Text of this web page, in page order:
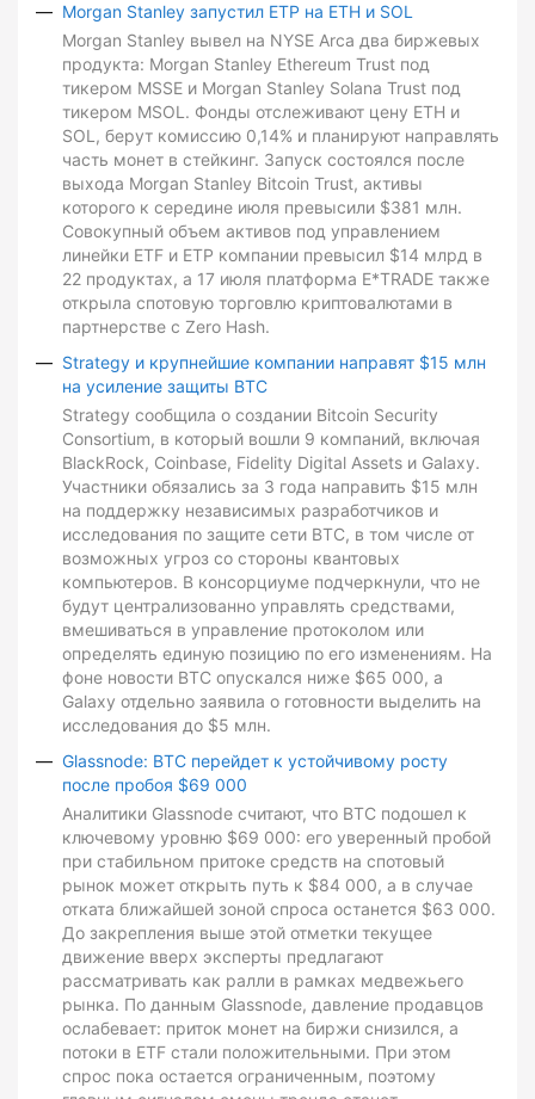
Morgan Stanley запустил ETP на ETH и SOL
Morgan Stanley вывел на NYSE Arca два биржевых
продукта: Morgan Stanley Ethereum Trust под
тикером MSSE и Morgan Stanley Solana Trust под
тикером MSOL. Фонды отслеживают цену ETH и
SOL, берут комиссию 0,14% и планируют направлять
часть монет в стейкинг. Запуск состоялся после
выхода Morgan Stanley Bitcoin Trust, активы
которого к середине июля превысили $381 млн.
Совокупный объем активов под управлением
линейки ETF и ETP компании превысил $14 млрд в
22 продуктах, а 17 июля платформа E*TRADE также
открыла спотовую торговлю криптовалютами в
партнерстве с Zero Hash.
Strategy и крупнейшие компании направят $15 млн
на усиление защиты BTC
Strategy сообщила о создании Bitcoin Security
Consortium, в который вошли 9 компаний, включая
BlackRock, Coinbase, Fidelity Digital Assets и Galaxy.
Участники обязались за 3 года направить $15 млн
на поддержку независимых разработчиков и
исследования по защите сети BTC, в том числе от
возможных угроз со стороны квантовых
компьютеров. В консорциуме подчеркнули, что не
будут централизованно управлять средствами,
вмешиваться в управление протоколом или
определять единую позицию по его изменениям. На
фоне новости BTC опускался ниже $65 000, а
Galaxy отдельно заявила о готовности выделить на
исследования до $5 млн.
Glassnode: BTC перейдет к устойчивому росту
после пробоя $69 000
Аналитики Glassnode считают, что BTC подошел к
ключевому уровню $69 000: его уверенный пробой
при стабильном притоке средств на спотовый
рынок может открыть путь к $84 000, а в случае
отката ближайшей зоной спроса останется $63 000.
До закрепления выше этой отметки текущее
движение вверх эксперты предлагают
рассматривать как ралли в рамках медвежьего
рынка. По данным Glassnode, давление продавцов
ослабевает: приток монет на биржи снизился, а
потоки в ETF стали положительными. При этом
спрос пока остается ограниченным, поэтому